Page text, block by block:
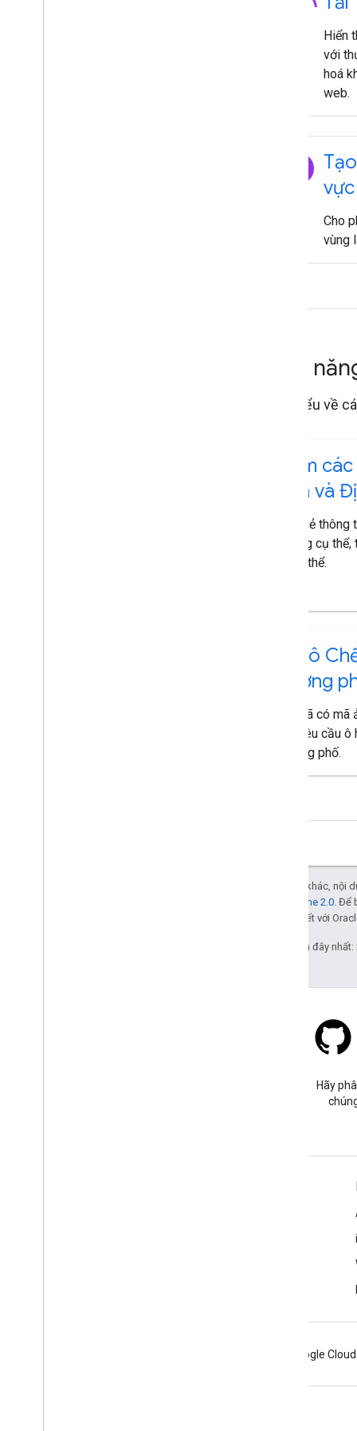
3d_rotation
Hiển
với
hoá
web.
explore
Cho
vùng
Tính
Tìm hiểu về
Xem
tinh và
Tải thẻ
phóng cụ
lý cụ thể.
Tải ô
đường
Khi đã có
thể yêu cầu
đường phố.
Trừ phi có lưu ý khác, nội
Giấy phép Apache 2.0. Để
các đơn vị liên kết với
Cập nhật lần gần đây
Hãy
Google